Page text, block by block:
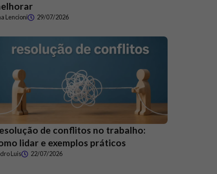
Lencioni 29/07/2026
de conflitos no trabalho:
lidar e exemplos práticos
Luis 22/07/2026